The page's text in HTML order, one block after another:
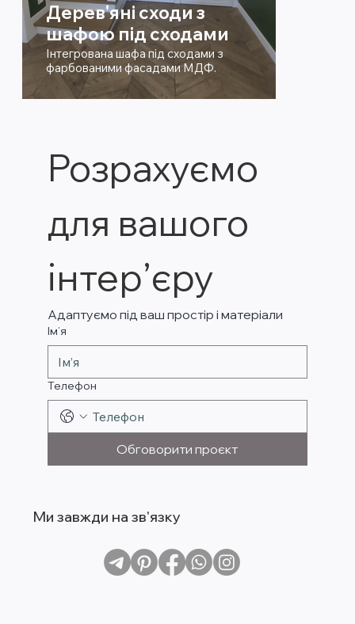
Дерев'яні сходи з
шафою під сходами
Інтегрована шафа під сходами з
фарбованими фасадами МДФ.
Розрахуємо
для вашого
інтер’єру
Адаптуємо під ваш простір і матеріали
Ім’я
Телефон
Обговорити проєкт
Ми завжди на зв'язку